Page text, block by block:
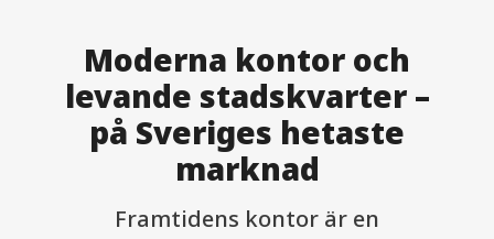
Moderna kontor och
levande stadskvarter –
på Sveriges hetaste
marknad
Framtidens kontor är en